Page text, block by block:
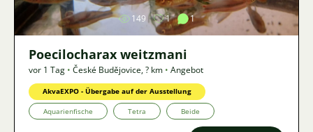
149 1 1
Poecilocharax weitzmani
vor 1 Tag • České Budějovice,? km • Angebot
AkvaEXPO - Übergabe auf der Ausstellung
Aquarienfische Tetra Beide